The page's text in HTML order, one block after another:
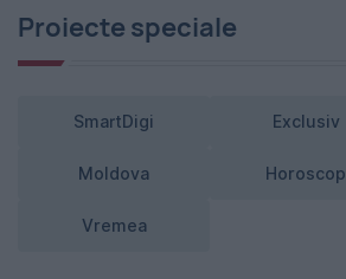
Proiecte speciale
SmartDigi Exclusiv
Moldova Horoscop
Vremea